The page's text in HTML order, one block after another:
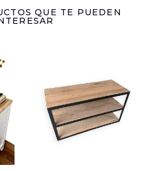
QUE TE PUEDEN